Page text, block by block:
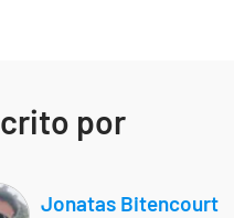
por
Jonatas Bitencourt